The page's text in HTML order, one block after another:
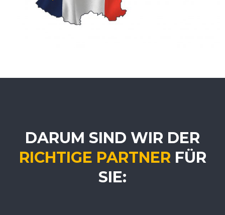
DARUM SIND WIR DER
RICHTIGE PARTNER FÜR
SIE: